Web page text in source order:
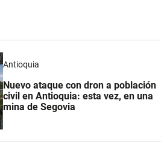
Antioquia
Nuevo ataque con dron a población
civil en Antioquia: esta vez, en una
mina de Segovia